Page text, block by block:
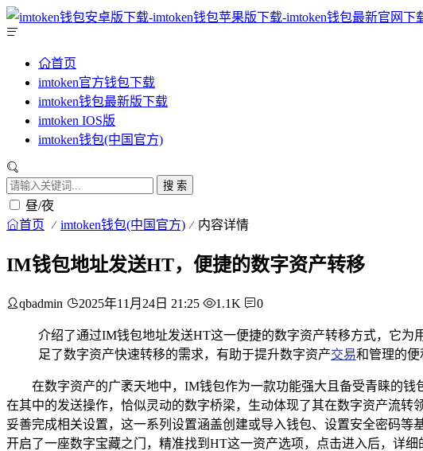
首页
imtoken官方钱包下载
imtoken钱包最新版下载
imtoken IOS版
imtoken钱包(中国官方)
搜 索
昼/夜
首页 imtoken钱包(中国官方) 内容详情
IM钱包地址发送HT，便捷的数字资产转移
qbadmin 2025年11月24日 21:25 1.1K 0
介绍了通过IM钱包地址发送HT这一便捷的数字资产转移方式，它
足了数字资产快速转移的需求，有助于提升数字资产交易和管理的便
在数字资产的广袤天地中，IM钱包作为一款功能强大且备受青睐的
在其中的发送操作，恰似灵动的数字桥梁，生动体现了其在数字资产流
妥善完成相关设置，这一系列设置涵盖创建或导入钱包、设置安全密码
开启了一座数字宝藏之门，精准找到HT这一资产选项，点击进入后，详